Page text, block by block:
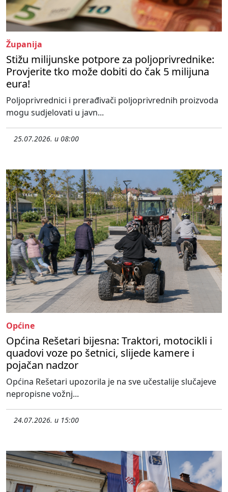
Županija
Stižu milijunske potpore za poljoprivrednike:
Provjerite tko može dobiti do čak 5 milijuna
eura!
Poljoprivrednici i prerađivači poljoprivrednih proizvoda
mogu sudjelovati u javn...
25.07.2026. u 08:00
Općine
Općina Rešetari bijesna: Traktori, motocikli i
quadovi voze po šetnici, slijede kamere i
pojačan nadzor
Općina Rešetari upozorila je na sve učestalije slučajeve
nepropisne vožnj...
24.07.2026. u 15:00